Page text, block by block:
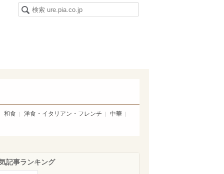
和食 洋食・イタリアン・フレンチ 中華
記事ランキング